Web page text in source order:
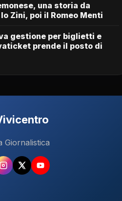
una storia da
Zini, poi il Romeo Menti
gestione per biglietti e
prende il posto di
Giornalistica